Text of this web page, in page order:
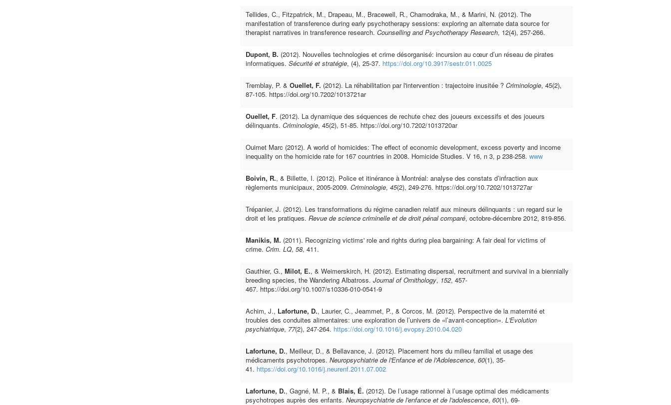
Tellides, C., Fitzpatrick, M., Drapeau, M., Bracewell, R., Chamodraka, M., & Marini, N. (2012). The
manifestation of transference during early psychotherapy sessions: exploring an alternate data source for
therapist narratives in transference research. Counselling and Psychotherapy Research, 12(4), 257-266.
Dupont, B. (2012). Nouvelles technologies et crime désorganisé: incursion au cœur d’un réseau de pirates
informatiques. Sécurité et stratégie, (4), 25-37. https://doi.org/10.3917/sestr.011.0025
Tremblay, P. & Ouellet, F. (2012). La réhabilitation par l'intervention : trajectoire inusitée ? Criminologie, 45(2),
87-105. https://doi.org/10.7202/1013721ar
Ouellet, F. (2012). La dynamique des séquences de rechute chez des joueurs excessifs et des joueurs
délinquants. Criminologie, 45(2), 51-85. https://doi.org/10.7202/1013720ar
Ouimet Marc (2012). A world of homicides: The effect of economic development, excess poverty and income
inequality on the homicide rate for 167 countries in 2008. Homicide Studies. V 16, n 3, p 238-258. www
Boivin, R., & Billette, I. (2012). Police et itinérance à Montréal: analyse des constats d’infraction aux
règlements municipaux, 2005-2009. Criminologie, 45(2), 249-276. https://doi.org/10.7202/1013727ar
Trépanier, J. (2012). Les transformations du régime canadien relatif aux mineurs délinquants : un regard sur le
droit et les pratiques. Revue de science criminelle et de droit pénal comparé, octobre-décembre 2012, 819-856.
Manikis, M. (2011). Recognizing victims' role and rights during plea bargaining: A fair deal for victims of
crime. Crim. LQ, 58, 411.
Gauthier, G., Milot, E., & Weimerskirch, H. (2012). Estimating dispersal, recruitment and survival in a biennially
breeding species, the Wandering Albatross. Journal of Ornithology, 152, 457-
467. https://doi.org/10.1007/s10336-010-0541-9
Achim, J., Lafortune, D., Laurier, C., Jeammet, P., & Corcos, M. (2012). Perspective de la maternité et
troubles des conduites alimentaires: une exploration de l’univers de «l’avant-conception». L'Evolution
psychiatrique, 77(2), 247-264. https://doi.org/10.1016/j.evopsy.2010.04.020
Lafortune, D., Meilleur, D., & Bellavance, J. (2012). Placement hors du milieu familial et usage des
médicaments psychotropes. Neuropsychiatrie de l'Enfance et de l'Adolescence, 60(1), 35-
41. https://doi.org/10.1016/j.neurenf.2011.07.002
Lafortune, D., Gagné, M. P., & Blais, É. (2012). De l’usage rationnel à l’usage optimal des médicaments
psychotropes auprès des enfants. Neuropsychiatrie de l'enfance et de l'adolescence, 60(1), 69-